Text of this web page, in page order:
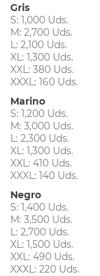
Gris
S: 1,000 Uds.
M: 2,700 Uds.
L: 2,100 Uds.
XL: 1,300 Uds.
XXL: 380 Uds.
XXXL: 160 Uds.
Marino
S: 1,200 Uds.
M: 3,000 Uds.
L: 2,300 Uds.
XL: 1,300 Uds.
XXL: 410 Uds.
XXXL: 140 Uds.
Negro
S: 1,400 Uds.
M: 3,500 Uds.
L: 2,700 Uds.
XL: 1,500 Uds.
XXL: 490 Uds.
XXXL: 220 Uds.